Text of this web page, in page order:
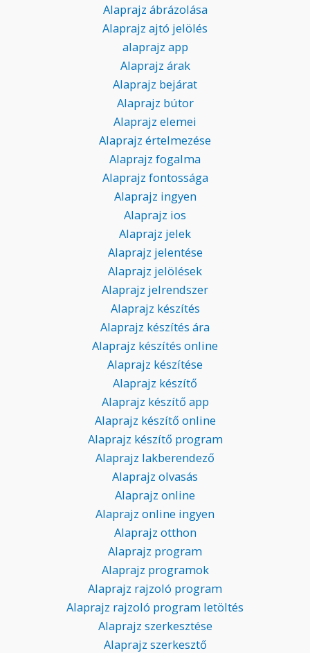
Alaprajz ábrázolása
Alaprajz ajtó jelölés
alaprajz app
Alaprajz árak
Alaprajz bejárat
Alaprajz bútor
Alaprajz elemei
Alaprajz értelmezése
Alaprajz fogalma
Alaprajz fontossága
Alaprajz ingyen
Alaprajz ios
Alaprajz jelek
Alaprajz jelentése
Alaprajz jelölések
Alaprajz jelrendszer
Alaprajz készítés
Alaprajz készítés ára
Alaprajz készítés online
Alaprajz készítése
Alaprajz készítő
Alaprajz készítő app
Alaprajz készítő online
Alaprajz készítő program
Alaprajz lakberendező
Alaprajz olvasás
Alaprajz online
Alaprajz online ingyen
Alaprajz otthon
Alaprajz program
Alaprajz programok
Alaprajz rajzoló program
Alaprajz rajzoló program letöltés
Alaprajz szerkesztése
Alaprajz szerkesztő